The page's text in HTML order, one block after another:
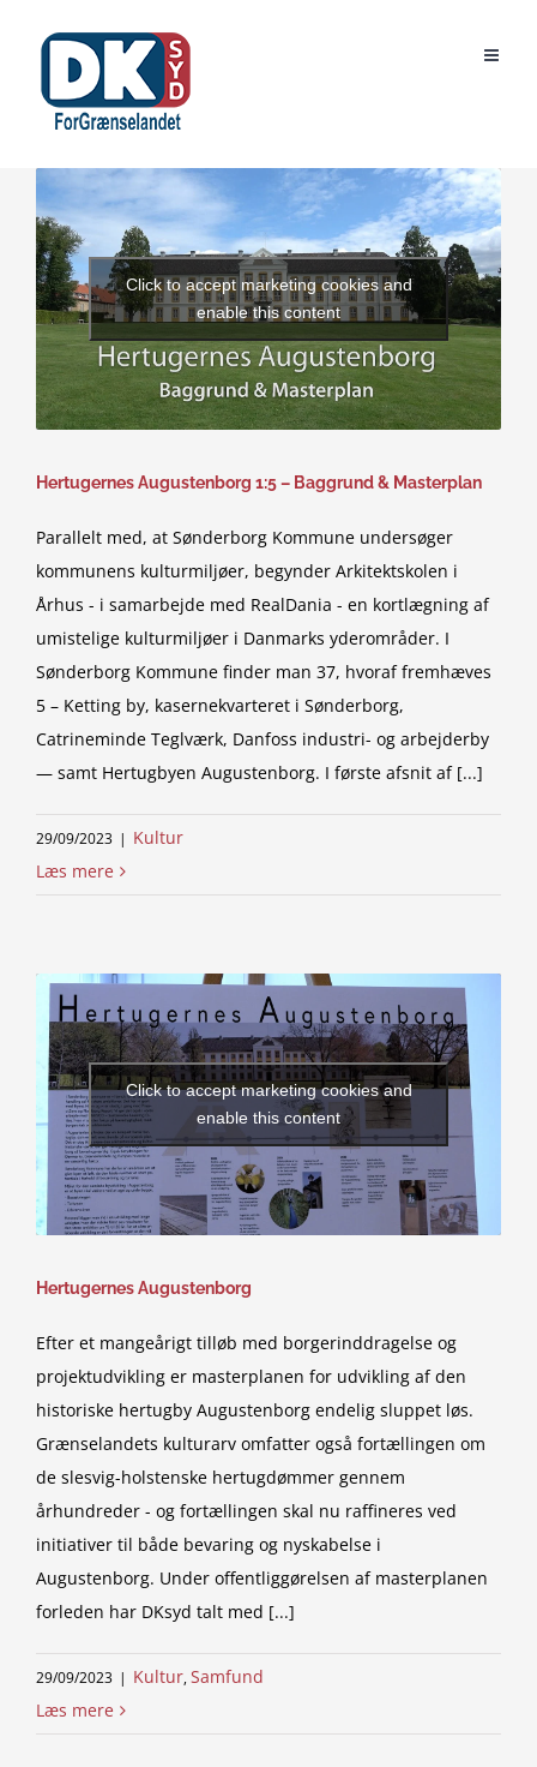
Click to accept marketing cookies and
enable this content
Hertugernes Augustenborg 1:5 – Baggrund & Masterplan
Parallelt med, at Sønderborg Kommune undersøger
kommunens kulturmiljøer, begynder Arkitektskolen i
Århus - i samarbejde med RealDania - en kortlægning af
umistelige kulturmiljøer i Danmarks yderområder. I
Sønderborg Kommune finder man 37, hvoraf fremhæves
5 – Ketting by, kasernekvarteret i Sønderborg,
Catrineminde Teglværk, Danfoss industri- og arbejderby
— samt Hertugbyen Augustenborg. I første afsnit af [...]
29/09/2023 | Kultur
Læs mere
Click to accept marketing cookies and
enable this content
Hertugernes Augustenborg
Efter et mangeårigt tilløb med borgerinddragelse og
projektudvikling er masterplanen for udvikling af den
historiske hertugby Augustenborg endelig sluppet løs.
Grænselandets kulturarv omfatter også fortællingen om
de slesvig-holstenske hertugdømmer gennem
århundreder - og fortællingen skal nu raffineres ved
initiativer til både bevaring og nyskabelse i
Augustenborg. Under offentliggørelsen af masterplanen
forleden har DKsyd talt med [...]
29/09/2023 | Kultur,Samfund
Læs mere